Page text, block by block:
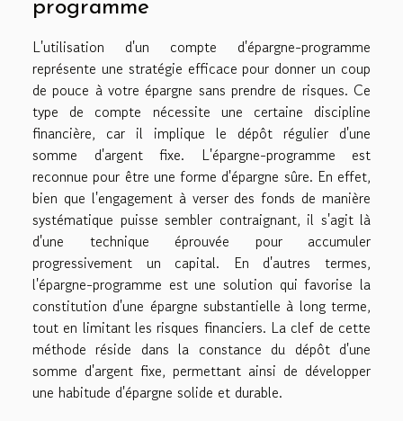
programme
L'utilisation d'un compte d'épargne-programme
représente une stratégie efficace pour donner un coup
de pouce à votre épargne sans prendre de risques. Ce
type de compte nécessite une certaine discipline
financière, car il implique le dépôt régulier d'une
somme d'argent fixe. L'épargne-programme est
reconnue pour être une forme d'épargne sûre. En effet,
bien que l'engagement à verser des fonds de manière
systématique puisse sembler contraignant, il s'agit là
d'une technique éprouvée pour accumuler
progressivement un capital. En d'autres termes,
l'épargne-programme est une solution qui favorise la
constitution d'une épargne substantielle à long terme,
tout en limitant les risques financiers. La clef de cette
méthode réside dans la constance du dépôt d'une
somme d'argent fixe, permettant ainsi de développer
une habitude d'épargne solide et durable.